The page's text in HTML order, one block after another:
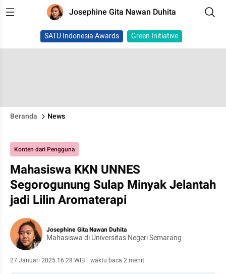
Josephine Gita Nawan Duhita
SATU Indonesia Awards Green Initiative
Beranda News
Konten dari Pengguna
Mahasiswa KKN UNNES
Segorogunung Sulap Minyak Jelantah
jadi Lilin Aromaterapi
Josephine Gita Nawan Duhita
Mahasiswa di Universitas Negeri Semarang
27 Januari 2025 16:28 WIB · waktu baca 2 menit